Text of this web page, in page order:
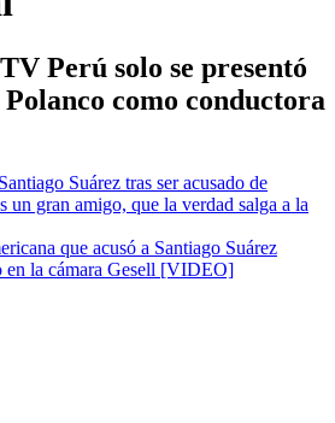
Perú solo se presentó
como conductora
Suárez tras ser acusado de
un gran amigo, que la verdad salga a la
que acusó a Santiago Suárez
en la cámara Gesell [VIDEO]